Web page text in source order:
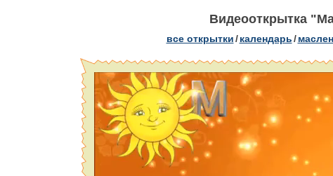
Видеооткрытка
все открытки/ календарь/